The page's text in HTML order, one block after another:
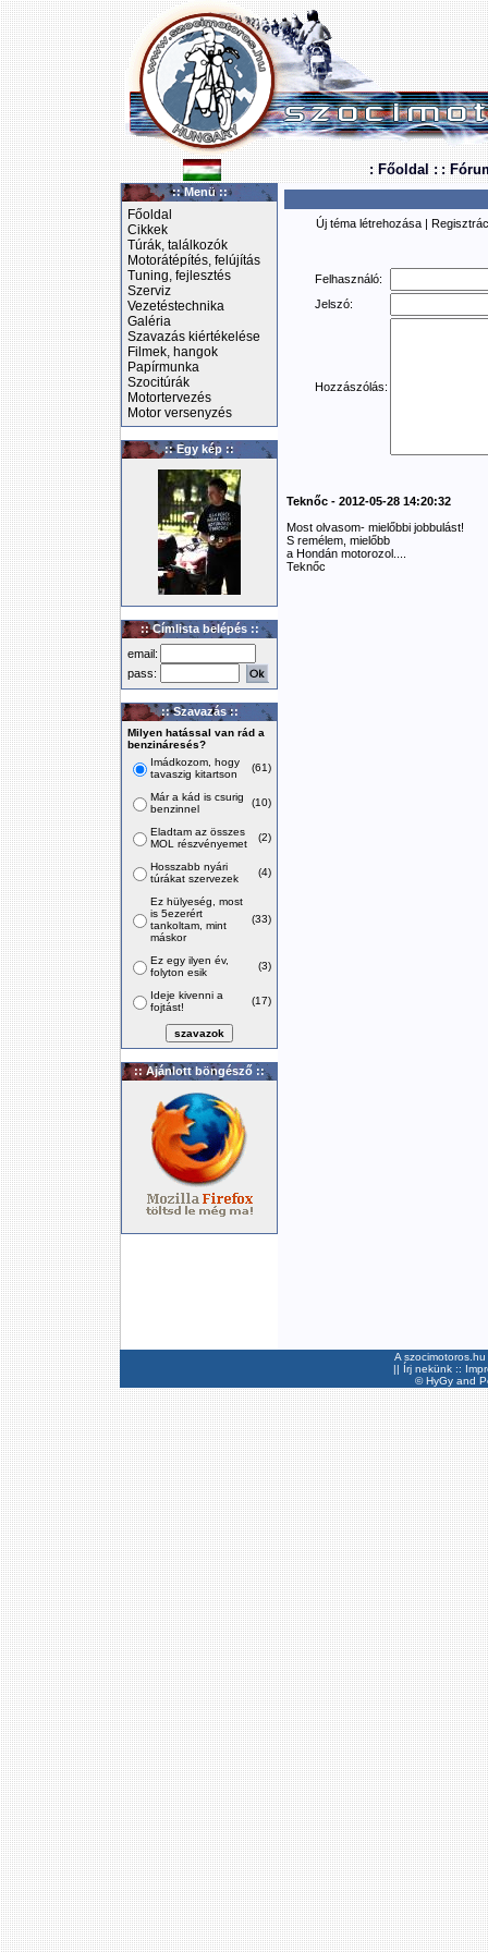
: Főoldal : :
:: Menü ::
Főoldal
Cikkek
Túrák, találkozók
Motorátépítés, felújítás
Tuning, fejlesztés
Szerviz
Vezetéstechnika
Galéria
Szavazás kiértékelése
Filmek, hangok
Papírmunka
Szocitúrák
Motortervezés
Motor versenyzés
:: Egy kép ::
:: Címlista belépés ::
email:
pass:
:: Szavazás ::
Milyen hatással van rád a
benzináresés?
Imádkozom, hogy
tavaszig kitartson
(61)
Már a kád is csurig
benzinnel
(10)
Eladtam az összes
MOL részvényemet
(2)
Hosszabb nyári
túrákat szervezek
(4)
Ez hülyeség, most
is 5ezerért
tankoltam, mint
máskor
(33)
Ez egy ilyen év,
folyton esik
(3)
Ideje kivenni a
fojtást!
(17)
:: Ajánlott böngésző ::
Új téma létrehozása |
Felhasználó:
Jelszó:
Hozzászólás:
Teknőc - 2012-05-28 14:20:32
Most olvasom- mielőbbi jobbulást!
S remélem, mielőbb
a Hondán motorozol....
Teknőc
A
|| Írj nekünk ::
©HyGyand